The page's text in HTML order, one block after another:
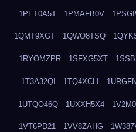
1PET0A5T 1PMAFB0V
1QMT9XGT 1QWO8TSQ
1RYOMZPR 1SFXG5XT
1T3A32QI 1TQ4XCLI
1UTQO46Q 1UXXH5X4
1VT6PD21 1VV8ZAHG